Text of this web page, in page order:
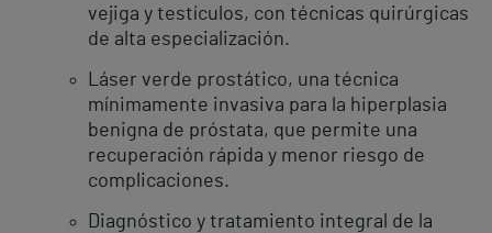
vejiga y testículos, con técnicas quirúrgicas
de alta especialización.
Láser verde prostático, una técnica
mínimamente invasiva para la hiperplasia
benigna de próstata, que permite una
recuperación rápida y menor riesgo de
complicaciones.
Diagnóstico y tratamiento integral de la